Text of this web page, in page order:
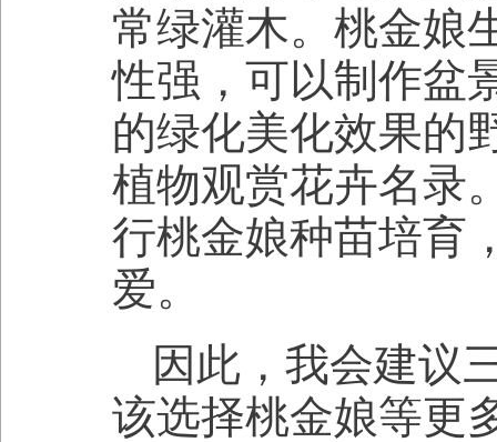
常绿灌木。桃金娘
性强，可以制作盆
的绿化美化效果的
植物观赏花卉名录
行桃金娘种苗培育
爱。
因此，我会建议
该选择桃金娘等更